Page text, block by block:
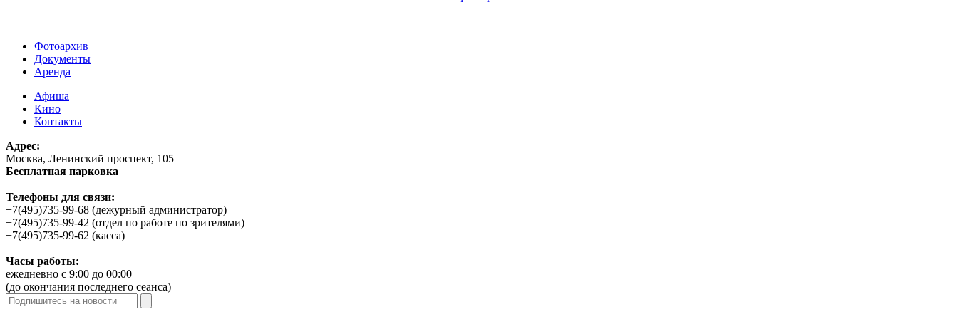
Фотоархив
Документы
Аренда
Афиша
Кино
Контакты
Адрес:
Москва, Ленинский проспект, 105
Бесплатная парковка
Телефоны для связи:
+7(495)735-99-68 (дежурный администратор)
+7(495)735-99-42 (отдел по работе по зрителями)
+7(495)735-99-62 (касса)
Часы работы:
ежедневно с 9:00 до 00:00
(до окончания последнего сеанса)